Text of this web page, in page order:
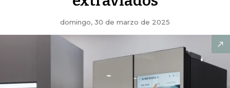
domingo, 30 de marzo de 2025